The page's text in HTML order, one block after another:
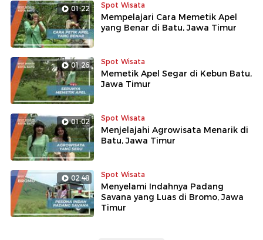
01:22 Spot Wisata
Mempelajari Cara Memetik Apel
yang Benar di Batu, Jawa Timur
01:26 Spot Wisata
Memetik Apel Segar di Kebun Batu,
Jawa Timur
01:02 Spot Wisata
Menjelajahi Agrowisata Menarik di
Batu, Jawa Timur
02:48 Spot Wisata
Menyelami Indahnya Padang
Savana yang Luas di Bromo, Jawa
Timur